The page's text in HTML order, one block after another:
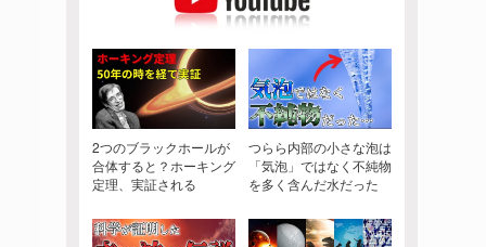
2つのブラックホールが
合体すると？ホーキング
定理、実証される
つらら内部の小さな泡は
「気泡」ではなく不純物
を多く含んだ水だった